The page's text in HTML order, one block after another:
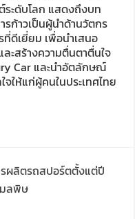
ระดับโลก แสดงถึงบท
รก้าวเป็นผู้นำด้านวัตกร
ดีเยี่ยม เพื่อนำเสนอ
ะสร้างความตื่นตาตื่นใจ
Car และนำอัตลักษณ์
ให้แก่ผู้คนในประเทศไทย
ผลิตรถสปอร์ตตั้งแต่ปี
ลพิษ